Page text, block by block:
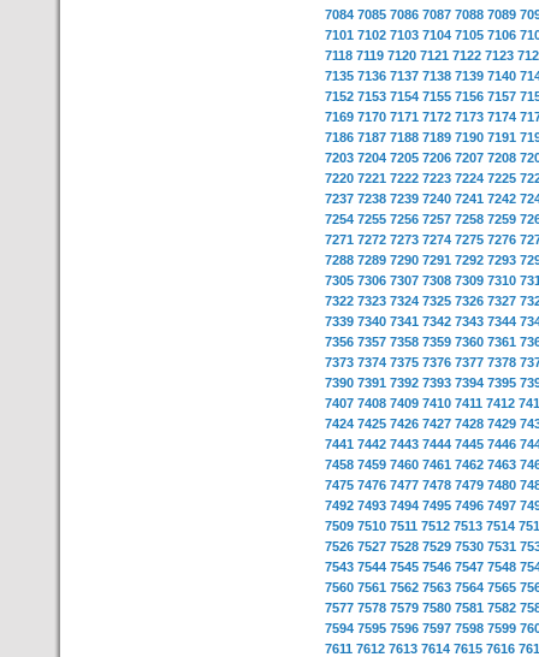
7084 7085 7086 7087 7088 7089
7101 7102 7103 7104 7105 7106
7118 7119 7120 7121 7122 7123
7135 7136 7137 7138 7139 7140
7152 7153 7154 7155 7156 7157
7169 7170 7171 7172 7173 7174
7186 7187 7188 7189 7190 7191
7203 7204 7205 7206 7207 7208
7220 7221 7222 7223 7224 7225
7237 7238 7239 7240 7241 7242
7254 7255 7256 7257 7258 7259
7271 7272 7273 7274 7275 7276
7288 7289 7290 7291 7292 7293
7305 7306 7307 7308 7309 7310
7322 7323 7324 7325 7326 7327
7339 7340 7341 7342 7343 7344
7356 7357 7358 7359 7360 7361
7373 7374 7375 7376 7377 7378
7390 7391 7392 7393 7394 7395
7407 7408 7409 7410 7411 7412
7424 7425 7426 7427 7428 7429
7441 7442 7443 7444 7445 7446
7458 7459 7460 7461 7462 7463
7475 7476 7477 7478 7479 7480
7492 7493 7494 7495 7496 7497
7509 7510 7511 7512 7513 7514
7526 7527 7528 7529 7530 7531
7543 7544 7545 7546 7547 7548
7560 7561 7562 7563 7564 7565
7577 7578 7579 7580 7581 7582
7594 7595 7596 7597 7598 7599
7611 7612 7613 7614 7615 7616